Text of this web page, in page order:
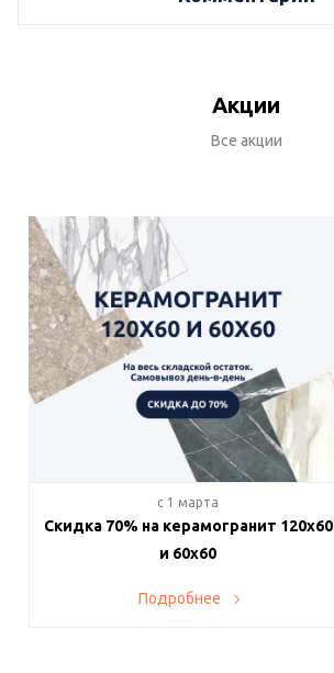
Акции
Все акции
c 1 марта
Скидка 70% на керамогранит 120х60
и 60х60
Подробнее